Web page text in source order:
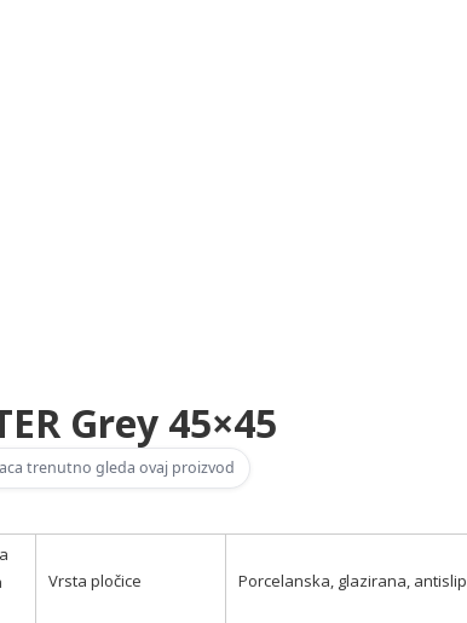
Grey 45×45
trenutno gleda ovaj proizvod
Vrsta pločice Porcelanska, glazirana, antislip